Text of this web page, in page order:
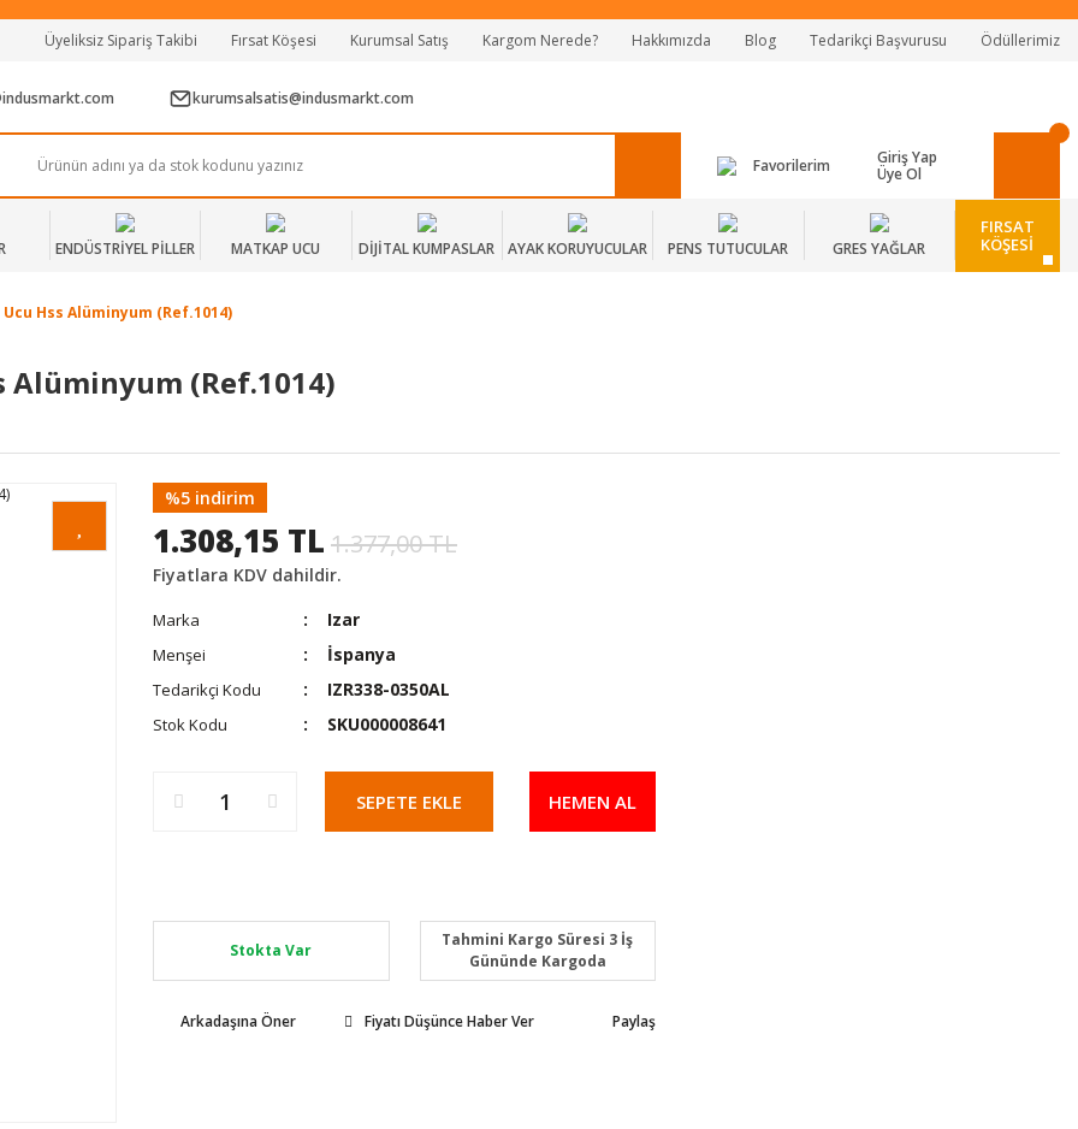
Tüm Alışverişlerde Vade Farksız 2 Taksit!
Mağazadan Teslim & Kolay İade
Üyeliksiz Sipariş Takibi Fırsat Köşesi Kurumsal Satış Kargom Nerede? Hakkımızda Blog Tedarikçi Başvurusu Ödüllerimiz
kurumsalsatis@indusmarkt.com
Favorilerim
Giriş Yap
Üye Ol
ENDÜSTRİYEL PİLLER MATKAP UCU DİJİTAL KUMPASLAR AYAK KORUYUCULAR PENS TUTUCULAR GRES YAĞLAR
FIRSAT
KÖŞESİ
Hss Alüminyum (Ref.1014)
Alüminyum (Ref.1014)
%5 indirim
1.308,15 TL 1.377,00 TL
Fiyatlara KDV dahildir.
Marka Izar
Menşei İspanya
Tedarikçi Kodu IZR338-0350AL
Stok Kodu SKU000008641
SEPETE EKLE HEMEN AL
Stokta Var
Tahmini Kargo Süresi 3 İş
Gününde Kargoda
Arkadaşına Öner Fiyatı Düşünce Haber Ver Paylaş